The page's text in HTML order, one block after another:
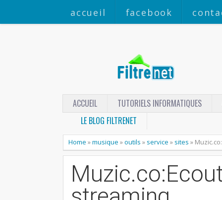
accueil facebook
ACCUEIL TUTORIELS INFORMATIQUES
LE BLOG FILTRENET
Home »musique »outils » service » sites »